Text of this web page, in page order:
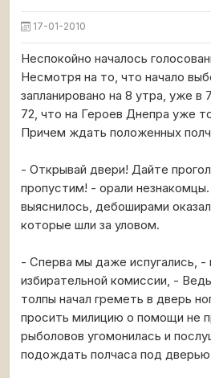
17-01-2010
Неспокойно началось
Несмотря на то, что начало
запланировано на 8 утра, уже в
72, что на Героев Днепра уже
Причем ждать положенных
- Открывай двери! Дайте
пропустим! - орали
выяснилось, дебоширами
которые шли за уловом.
- Сперва мы даже испугались, -
избирательной комиссии, -
толпы начал греметь в дверь
просить милицию о помощи не
рыболовов угомонилась и
подождать полчаса под дверью